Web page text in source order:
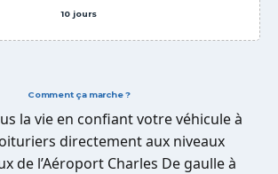
10 jours
Comment ça marche ?
la vie en confiant votre véhicule à
directement aux niveaux
de l’Aéroport Charles De gaulle à